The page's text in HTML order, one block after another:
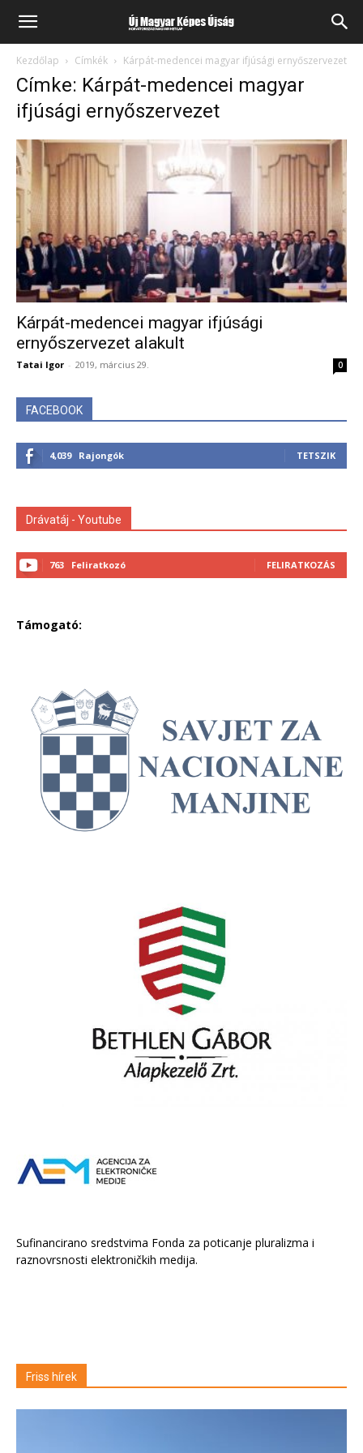
Kezdőlap Címkék Kárpát-medencei magyar ifjúsági ernyőszervezet
Címke: Kárpát-medencei magyar
ifjúsági ernyőszervezet
Kárpát-medencei magyar ifjúsági
ernyőszervezet alakult
Tatai Igor - 2019, március 29. 0
FACEBOOK
4,039 Rajongók TETSZIK
Drávatáj - Youtube
763 Feliratkozó FELIRATKOZÁS
Támogató:
Sufinancirano sredstvima Fonda za poticanje pluralizma i
raznovrsnosti elektroničkih medija.
Friss hírek